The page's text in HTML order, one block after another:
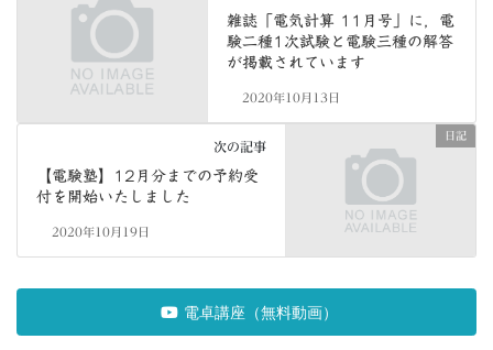
雑誌「電気計算 11月号」に，電
験二種1次試験と電験三種の解答
が掲載されています
2020年10月13日
日記
次の記事
【電験塾】12月分までの予約受
付を開始いたしました
2020年10月19日
電卓講座（無料動画）